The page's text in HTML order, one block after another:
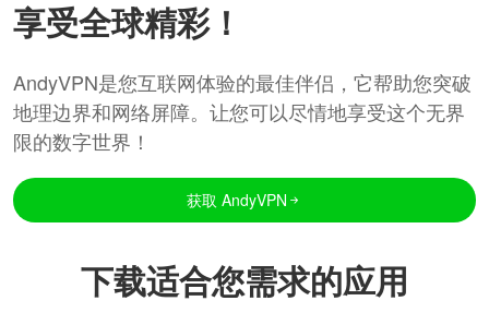
享受全球精彩！
AndyVPN是您互联网体验的最佳伴侣，它帮助您突破
地理边界和网络屏障。让您可以尽情地享受这个无界
限的数字世界！
获取 AndyVPN
下载适合您需求的应用